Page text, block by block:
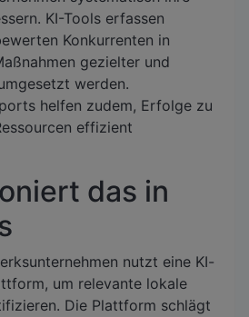
KI-Tools erfassen
Konkurrenten in
gezielter und
werden.
helfen zudem, Erfolge zu
effizient
das in
nutzt eine KI-
um relevante lokale
Die Plattform schlägt